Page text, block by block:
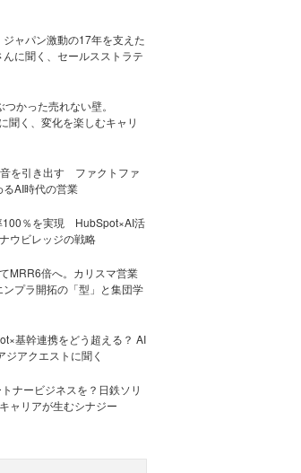
ャパン激動の17年を支えた
んに聞く、セールスストラテ
かった売れない壁。
聞く、変化を楽しむキャリ
音を引き出す ファクトファ
AI時代の営業
100％を実現 HubSpot×AI活
ウビレッジの戦略
MRR6倍へ。カリスマ営業
プラ開拓の「型」と集団学
基幹連携をどう超える？ AI
ジアクエストに聞く
ナービジネスを？日鉄ソリ
ャリアが生むシナジー